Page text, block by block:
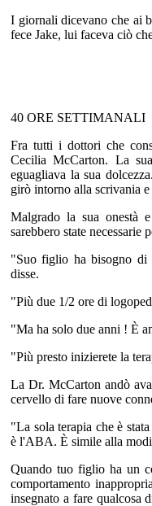
I giornali dicevano che ai
fece Jake, lui faceva ciò
40 ORE SETTIMANALI
Fra tutti i dottori che
Cecilia McCarton. La
eguagliava la sua
girò intorno alla scrivania
Malgrado la sua onestà
sarebbero state necessarie
"Suo figlio ha bisogno
disse.
"Più due 1/2 ore di
"Ma ha solo due anni ! È
"Più presto inizierete la
La Dr. McCarton andò
cervello di fare nuove
"La sola terapia che è
è l'ABA. È simile alla
Quando tuo figlio ha un
comportamento
insegnato a fare qualcosa